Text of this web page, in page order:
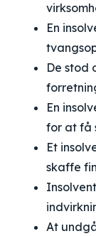
En
De stod
En
for at få
Et
skaffe
At